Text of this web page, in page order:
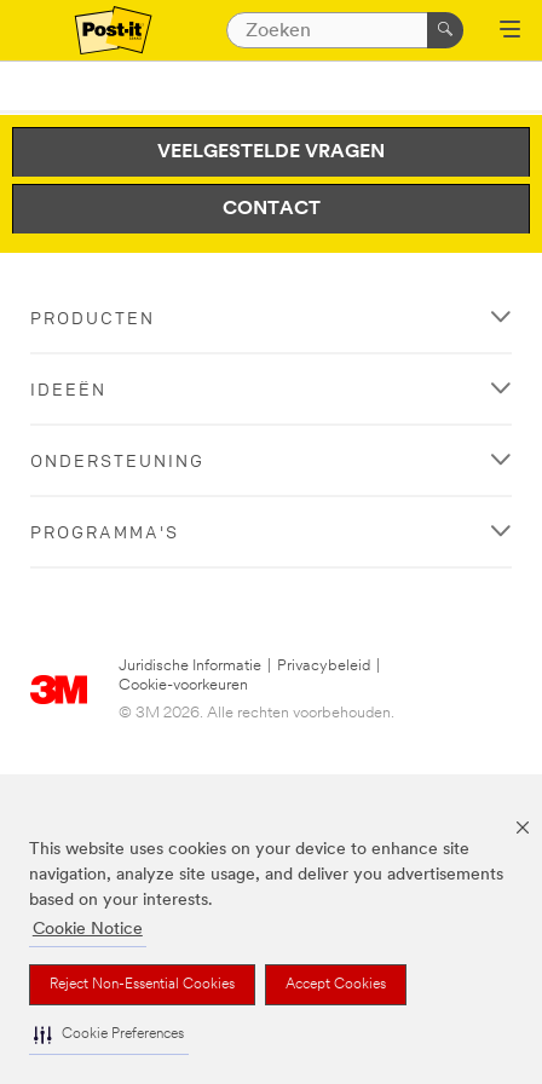
This website uses cookies on your device to enhance site
navigation, analyze site usage, and deliver you advertisements
based on your interests.
Cookie Notice
Reject Non-Essential Cookies Accept Cookies
Cookie Preferences
VEELGESTELDE VRAGEN
CONTACT
PRODUCTEN
IDEEËN
ONDERSTEUNING
PROGRAMMA'S
Juridische Informatie Privacybeleid
Cookie-voorkeuren
© 3M 2026. Alle rechten voorbehouden.
3M, Post-it® en de kleur Canary Yellow™ zijn handelsmerken van 3M.